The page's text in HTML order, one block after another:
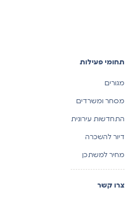
תחומי פעילות
מגורים
מסחר ומשרדים
התחדשות עירונית
דיור להשכרה
מחיר למשתכן
צרו קשר